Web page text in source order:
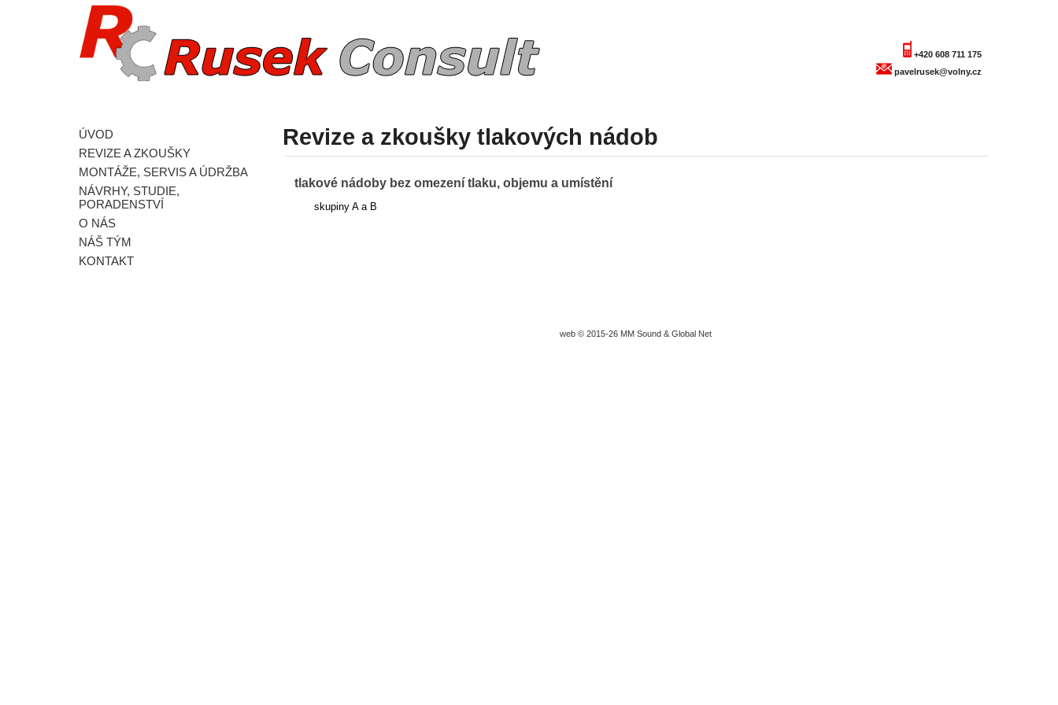
+420 608 711 175
pavelrusek@volny.cz
ÚVOD
REVIZE A ZKOUŠKY
MONTÁŽE, SERVIS A ÚDRŽBA
NÁVRHY, STUDIE,
PORADENSTVÍ
O NÁS
NÁŠ TÝM
KONTAKT
Revize a zkoušky tlakových nádob
tlakové nádoby bez omezení tlaku, objemu a umístění
skupiny A a B
web © 2015-26 MM Sound& Global Net